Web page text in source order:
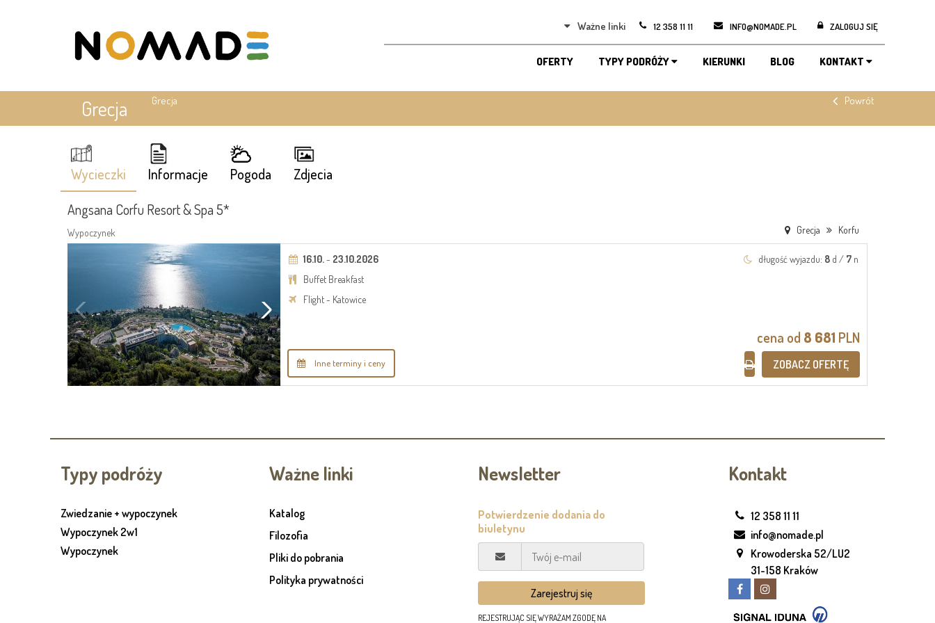
ZALOGUJ SIĘ
INFO@NOMADE.PL
12 358 11 11
Ważne linki
OFERTY TYPY PODRÓŻY KIERUNKI BLOG KONTAKT
Kierunki Grecja Powrót
Grecja
Wycieczki Informacje Pogoda
Zdjecia
Angsana Corfu Resort & Spa 5*
Wypoczynek Grecja Korfu
16.10.- 23.10.2026 długość wyjazdu: 8 d / 7 n
Buffet Breakfast
Flight - Katowice
Inne terminy i ceny
cena od 8 681 PLN
ZOBACZ OFERTĘ
Typy podróży
Zwiedzanie + wypoczynek
Wypoczynek 2w1
Wypoczynek
Ważne linki
Katalog
Filozofia
Pliki do pobrania
Polityka prywatności
Newsletter
REJESTRUJĄC SIĘ WYRAŻAM ZGODĘ NA
Kontakt
12 358 11 11
info@nomade.pl
Krowoderska 52/LU2
31-158 Kraków